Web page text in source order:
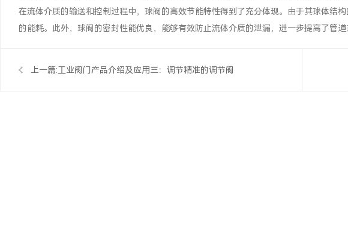
在流体介质的输送和控制过程中，球阀的高效节能特性得到了充分体现。由于其球体结
的能耗。此外，球阀的密封性能优良，能够有效防止流体介质的泄漏，进一步提高了管道
上一篇:工业阀门产品介绍及应用三：调节精准的调节阀